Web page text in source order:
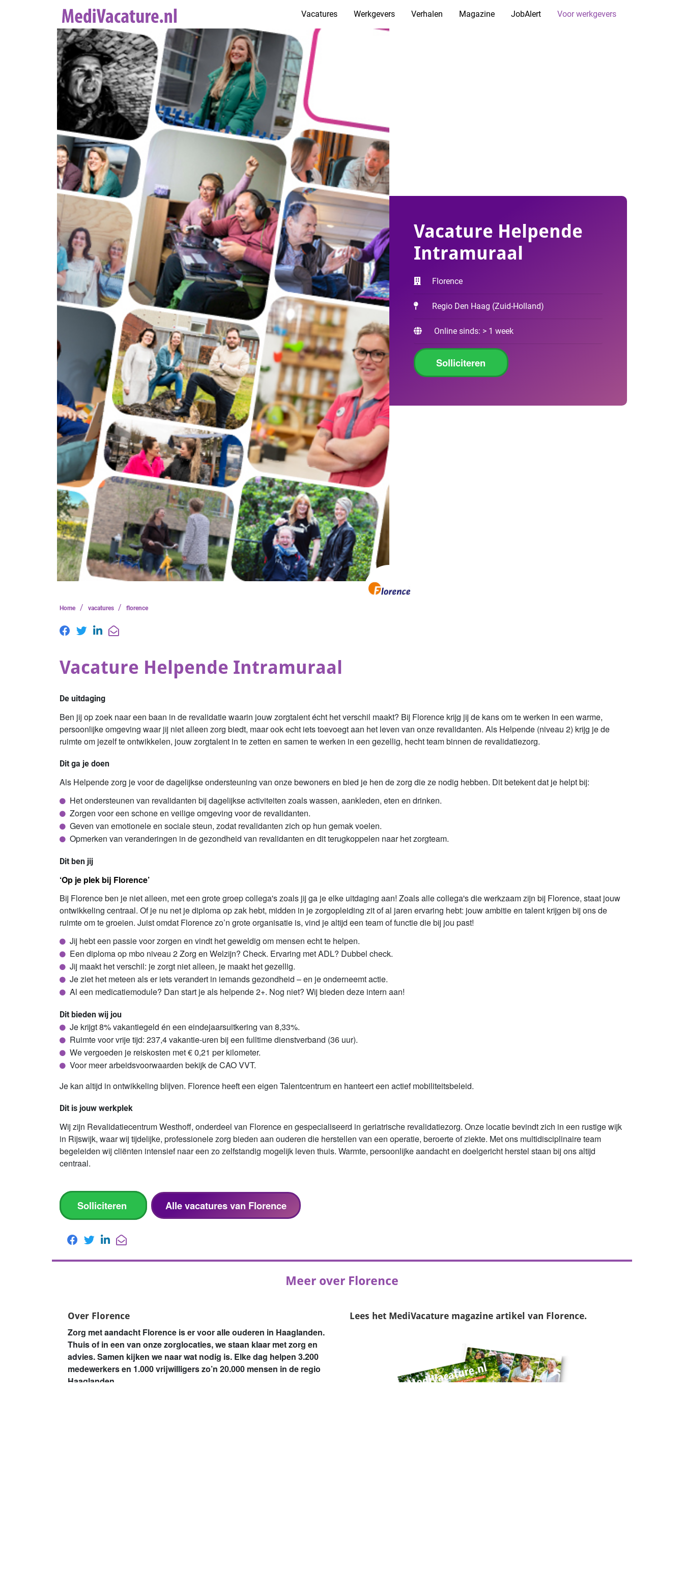
Vacatures Werkgevers Verhalen Magazine JobAlert Voor werkgevers
Vacature Helpende
Intramuraal
Florence
Regio Den Haag (Zuid-Holland)
Online sinds: > 1 week
Solliciteren
Home / vacatures / florence
Vacature Helpende Intramuraal
De uitdaging
Ben jij op zoek naar een baan in de revalidatie waarin jouw zorgtalent écht het verschil maakt? Bij Florence krijg jij de kans om te werken in een warme,
persoonlijke omgeving waar jij niet alleen zorg biedt, maar ook echt iets toevoegt aan het leven van onze revalidanten. Als Helpende (niveau 2) krijg je de
ruimte om jezelf te ontwikkelen, jouw zorgtalent in te zetten en samen te werken in een gezellig, hecht team binnen de revalidatiezorg.
Dit ga je doen
Als Helpende zorg je voor de dagelijkse ondersteuning van onze bewoners en bied je hen de zorg die ze nodig hebben. Dit betekent dat je helpt bij:
Het ondersteunen van revalidanten bij dagelijkse activiteiten zoals wassen, aankleden, eten en drinken.
Zorgen voor een schone en veilige omgeving voor de revalidanten.
Geven van emotionele en sociale steun, zodat revalidanten zich op hun gemak voelen.
Opmerken van veranderingen in de gezondheid van revalidanten en dit terugkoppelen naar het zorgteam.
Dit ben jij
‘Op je plek bij Florence’
Bij Florence ben je niet alleen, met een grote groep collega's zoals jij ga je elke uitdaging aan! Zoals alle collega's die werkzaam zijn bij Florence, staat jouw
ontwikkeling centraal. Of je nu net je diploma op zak hebt, midden in je zorgopleiding zit of al jaren ervaring hebt: jouw ambitie en talent krijgen bij ons de
ruimte om te groeien. Juist omdat Florence zo’n grote organisatie is, vind je altijd een team of functie die bij jou past!
Jij hebt een passie voor zorgen en vindt het geweldig om mensen echt te helpen.
Een diploma op mbo niveau 2 Zorg en Welzijn? Check. Ervaring met ADL? Dubbel check.
Jij maakt het verschil: je zorgt niet alleen, je maakt het gezellig.
Je ziet het meteen als er iets verandert in iemands gezondheid – en je onderneemt actie.
Al een medicatiemodule? Dan start je als helpende 2+. Nog niet? Wij bieden deze intern aan!
Dit bieden wij jou
Je krijgt 8% vakantiegeld én een eindejaarsuitkering van 8,33%.
Ruimte voor vrije tijd: 237,4 vakantie-uren bij een fulltime dienstverband (36 uur).
We vergoeden je reiskosten met € 0,21 per kilometer.
Voor meer arbeidsvoorwaarden bekijk de CAO VVT.
Je kan altijd in ontwikkeling blijven. Florence heeft een eigen Talentcentrum en hanteert een actief mobiliteitsbeleid.
Dit is jouw werkplek
Wij zijn Revalidatiecentrum Westhoff, onderdeel van Florence en gespecialiseerd in geriatrische revalidatiezorg. Onze locatie bevindt zich in een rustige wijk
in Rijswijk, waar wij tijdelijke, professionele zorg bieden aan ouderen die herstellen van een operatie, beroerte of ziekte. Met ons multidisciplinaire team
begeleiden wij cliënten intensief naar een zo zelfstandig mogelijk leven thuis. Warmte, persoonlijke aandacht en doelgericht herstel staan bij ons altijd
centraal.
Solliciteren Alle vacatures van Florence
Meer over Florence
Over Florence
Zorg met aandacht Florence is er voor alle ouderen in Haaglanden.
Thuis of in een van onze zorglocaties, we staan klaar met zorg en
advies. Samen kijken we naar wat nodig is. Elke dag helpen 3.200
medewerkers en 1.000 vrijwilligers zo’n 20.000 mensen in de regio
Haaglanden.
Lees het MediVacature magazine artikel van Florence.